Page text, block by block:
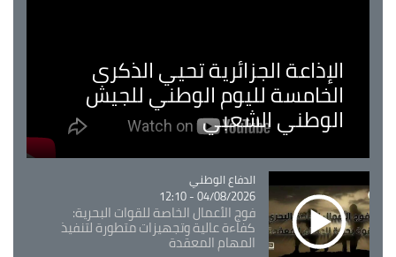
الإذاعة الجزائرية تحيي الذكرى
الخامسة لليوم الوطني للجيش
الوطني الشعبي
Catégorie
الدفاع الوطني
04/08/2026 - 12:10
فوج الأعمال الخاصة للقوات البحرية:
كفاءة عالية وتجهيزات متطورة لتنفيذ
المهام المعقدة